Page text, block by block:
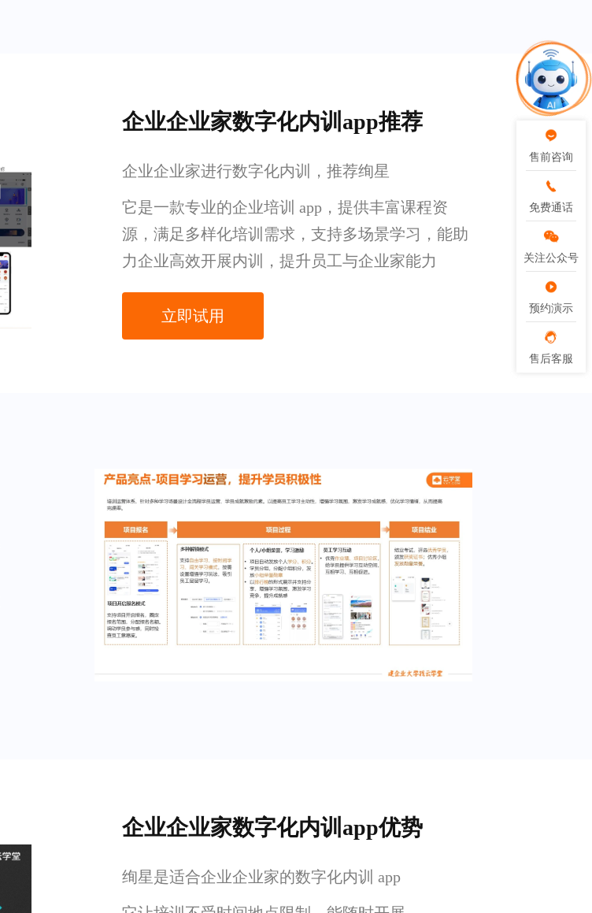
售前咨询
免费通话
关注公众号
预约演示
售后客服
企业企业家数字化内训app推荐
企业企业家进行数字化内训，推荐绚星
它是一款专业的企业培训 app，提供丰富课程资
源，满足多样化培训需求，支持多场景学习，能助
力企业高效开展内训，提升员工与企业家能力
立即试用
企业企业家数字化内训app优势
绚星是适合企业企业家的数字化内训 app
售前咨询
免费通话
关注公众号
预约演示
售后客服